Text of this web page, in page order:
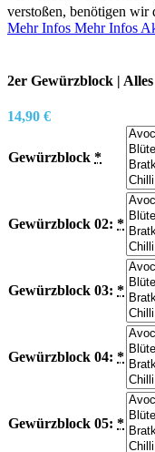
verstoßen, benötigen wir
Mehr Infos Mehr Infos
2er Gewürzblock |
14,90 €
Gewürzblock *
Gewürzblock 02: *
Gewürzblock 03: *
Gewürzblock 04: *
Gewürzblock 05: *